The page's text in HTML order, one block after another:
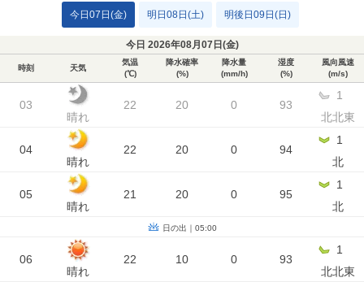
今日07日(金) 明日08日(土) 明後日09日(日)
今日 2026年08月07日(金)
時刻 天気
気温
(℃)
降水確率
(%)
降水量
(mm/h)
湿度
(%)
風向風速
(m/s)
03
晴れ
22 20 0 93
1
北北東
04
晴れ
22 20 0 94
1
北
05
晴れ
21 20 0 95
1
北
日の出｜05:00
06
晴れ
22 10 0 93
1
北北東